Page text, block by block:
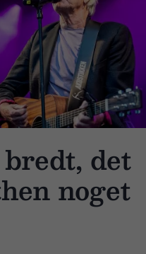
det
noget